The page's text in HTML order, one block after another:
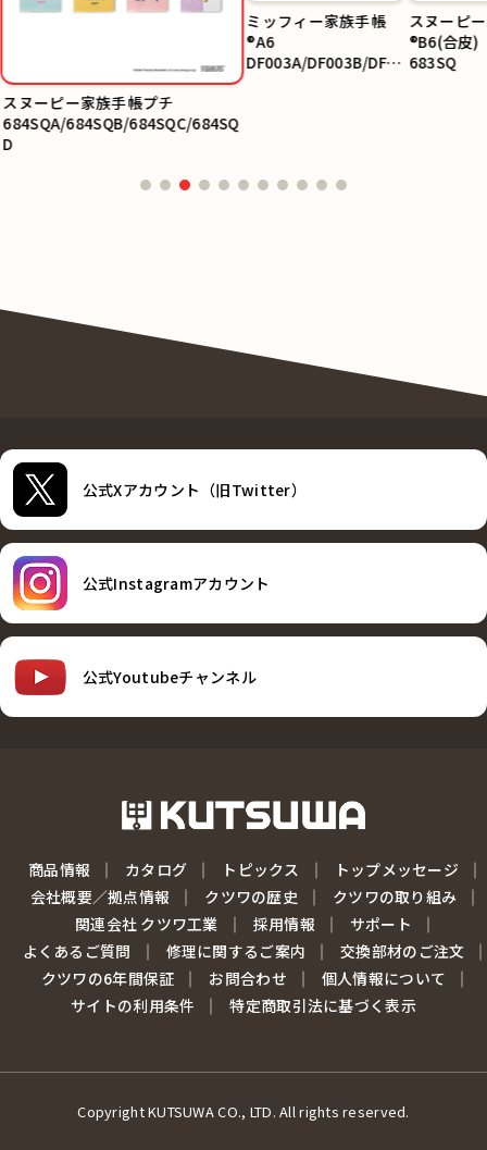
スヌーピー家族手帳プチ
684SQA/684SQB/684SQC/684SQ
D
ミッフィー家族手帳
®A6
DF003A/DF003B/DF0
スヌーピ
®B6(合皮)
683SQ
公式Xアカウント（旧Twitter）
公式Instagramアカウント
公式Youtubeチャンネル
商品情報 カタログ トピックス
トップメッセージ
会社概要／拠点情報
クツワの歴史
クツワの取り組み
関連会社 クツワ工業
採用情報
サポート
よくあるご質問
修理に関するご案内
交換部材のご注文
クツワの6年間保証
お問合わせ
個人情報について
サイトの利用条件
特定商取引法に基づく表示
Copyright KUTSUWA CO., LTD. All rights reserved.